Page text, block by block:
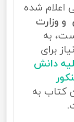
شده
وزارت
به
برای
دانش
کتاب به